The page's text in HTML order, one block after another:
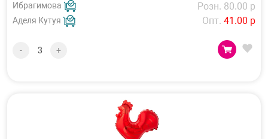
Ибрагимова
Аделя Кутуя
Розн. 80.00 р
Опт. 41.00 р
- +